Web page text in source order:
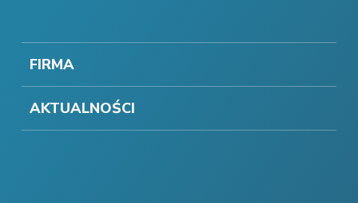
FIRMA
AKTUALNOŚCI